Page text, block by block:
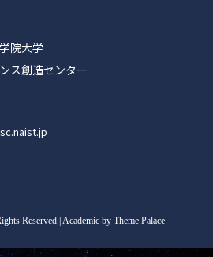
院大学
ス創造センター
Reserved | Academic by Theme Palace